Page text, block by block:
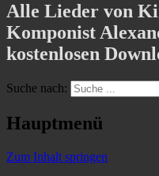
Alle Lieder von
Komponist
kostenlosen
Suche nach:
Hauptmenü
Zum Inhalt springen